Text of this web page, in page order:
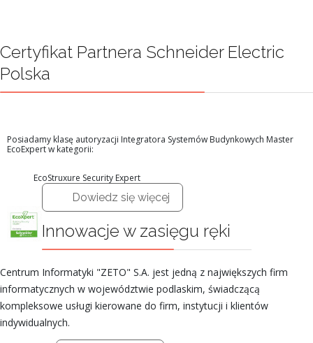
Certyfikat Partnera Schneider Electric
Polska
Posiadamy klasę autoryzacji Integratora Systemów Budynkowych Master
EcoExpert w kategorii:
EcoStruxure Security Expert
Dowiedz się więcej
Innowacje w zasięgu ręki
Centrum Informatyki "ZETO" S.A. jest jedną z największych firm
informatycznych w województwie podlaskim, świadczącą
kompleksowe usługi kierowane do firm, instytucji i klientów
indywidualnych.